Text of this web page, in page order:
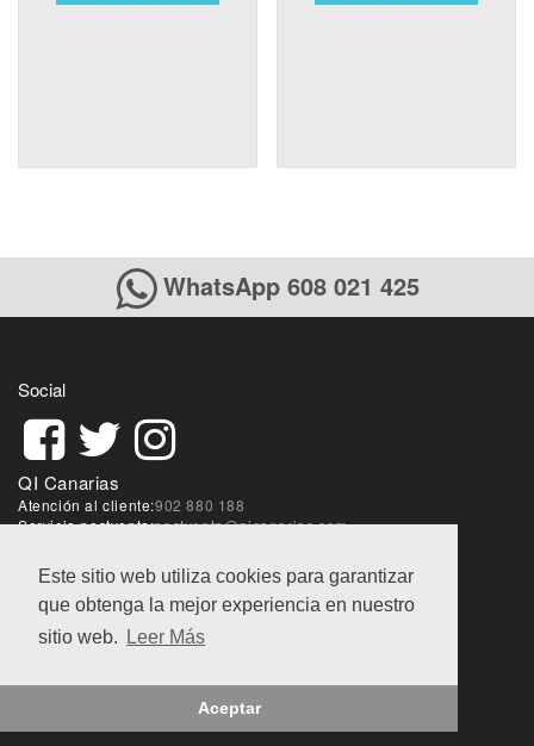
Este sitio web utiliza cookies para garantizar
que obtenga la mejor experiencia en nuestro
sitio web.
Leer Más
Aceptar
WhatsApp 608 021 425
Social
QI Canarias
Atención al cliente:902 880 188
Servicio postventa:postventa@qicanarias.com
Condiciones de ventas|Aviso Legal|Política de
privacidad
@QI World 2018